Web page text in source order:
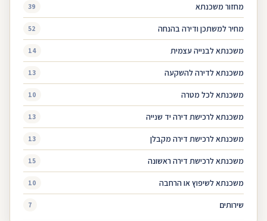
מחזור משכנתא 39
מחיר למשתכן ודירה בהנחה 52
משכנתא לבנייה עצמית 14
משכנתא לדירה להשקעה 13
משכנתא לכל מטרה 10
משכנתא לרכישת דירה יד שנייה 13
משכנתא לרכישת דירה מקבלן 13
משכנתא לרכישת דירה ראשונה 15
משכנתא לשיפוץ או הרחבה 10
שירותים 7